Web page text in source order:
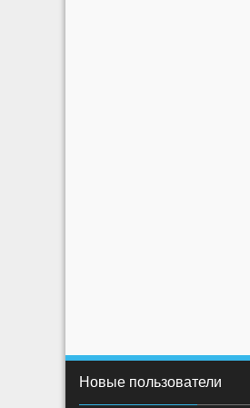
Новые пользователи